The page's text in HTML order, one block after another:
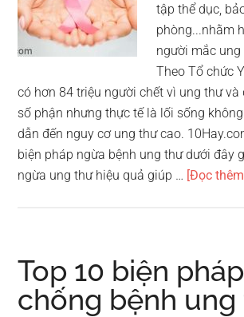
tập thể dục,
phòng...nhằm
người mắc
Theo Tổ chức
có hơn 84 triệu người chết vì ung thư và
số phận nhưng thực tế là lối sống
dẫn đến nguy cơ ung thư cao.
biện pháp ngừa bệnh ung thư dưới đây
ngừa ung thư hiệu quả giúp … [Đọc
Top 10 biện
chống bệnh